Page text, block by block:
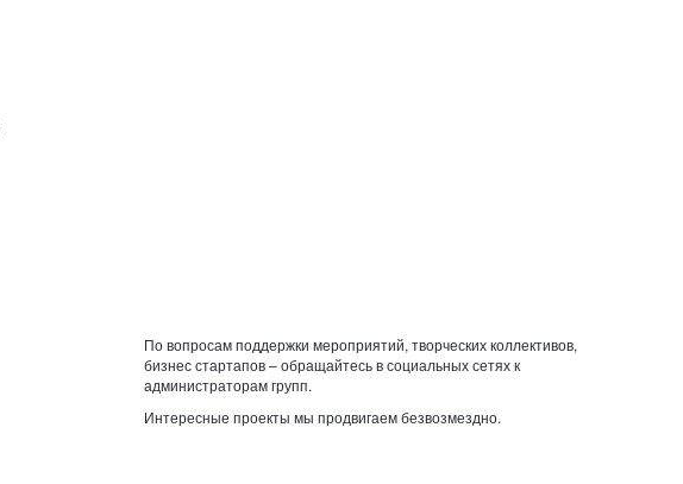
По вопросам поддержки мероприятий, творческих коллективов,
бизнес стартапов – обращайтесь в социальных сетях к
администраторам групп.
Интересные проекты мы продвигаем безвозмездно.